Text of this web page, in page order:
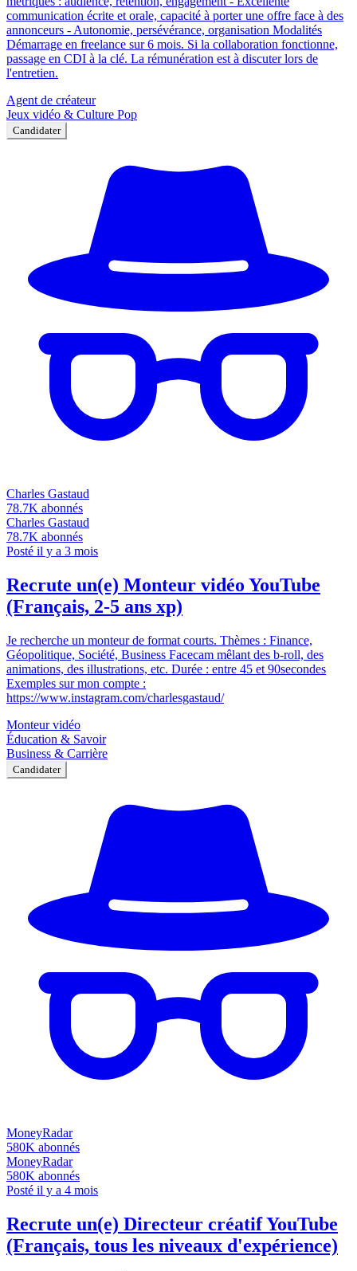
communication écrite et orale, capacité à porter une offre face à des
annonceurs - Autonomie, persévérance, organisation Modalités
Démarrage en freelance sur 6 mois. Si la collaboration fonctionne,
passage en CDI à la clé. La rémunération est à discuter lors de
l'entretien.
Agent de créateur
Jeux vidéo & Culture Pop
Candidater
Charles Gastaud
78.7K abonnés
Charles Gastaud
78.7K abonnés
Posté il y a 3 mois
Recrute un(e) Monteur vidéo YouTube
(Français, 2-5 ans xp)
Je recherche un monteur de format courts. Thèmes : Finance,
Géopolitique, Société, Business Facecam mêlant des b-roll, des
animations, des illustrations, etc. Durée : entre 45 et 90secondes
Exemples sur mon compte :
https://www.instagram.com/charlesgastaud/
Monteur vidéo
Éducation & Savoir
Business & Carrière
Candidater
MoneyRadar
580K abonnés
MoneyRadar
580K abonnés
Posté il y a 4 mois
Recrute un(e) Directeur créatif YouTube
(Français, tous les niveaux d'expérience)